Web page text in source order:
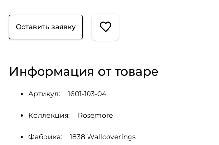
Оставить заявку
Информация от товаре
Артикул:    1601-103-04
Коллекция:    Rosemore
Фабрика:    1838 Wallcoverings